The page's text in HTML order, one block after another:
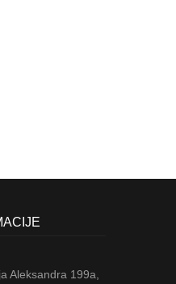
Aleksandra 199a,